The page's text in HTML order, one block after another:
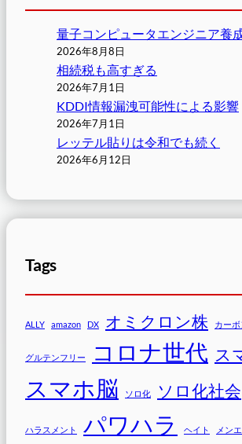
量子コンピュータエンジニア養
2026年8月8日
相続税も高すぎる
2026年7月1日
KDDI情報漏洩可能性による影響
2026年7月1日
レッテル貼りは令和でも続く
2026年6月12日
Tags
ALLY amazon DX オミクロン株 カー
グルテンフリー コロナ世代 ス
スマホ脳 ソロ化 ソロ化社会
ハラスメント パワハラ ヘイト メン